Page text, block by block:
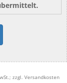
zzgl. Versandkosten